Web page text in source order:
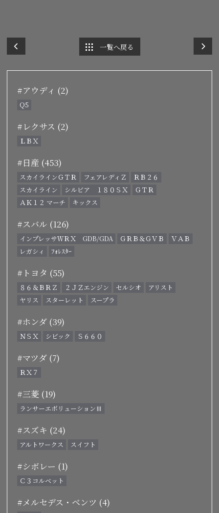
一覧へ戻る
#アウディ (2)
Q5
#レクサス (2)
ＬＢＸ
#日産 (453)
スカイラインＧＴＲ フェアレディＺ
ＲＢ２６
スカイライン
シルビア １８０ＳＸ
ＧＴＲ
ＡＫ１２ マーチ
キックス
#スバル (126)
インプレッサＷＲＸ GDB/GDA ＧＲＢ＆ＧＶＢ
ＶＡＢ
レガシィ
ﾌｫﾚｽﾀｰ
#トヨタ (55)
８６＆ＢＲＺ ２ＪＺエンジン セルシオ
アリスト
ヤリス
スターレット スープラ
#ホンダ (39)
ＮＳＸ シビック Ｓ６６０
#マツダ (7)
ＲＸ７
#三菱 (19)
ランサーエボリューションⅢ
#スズキ (24)
アルトワークス スイフト
#シボレー (1)
Ｃ３コルベット
#メルセデス・ベンツ (4)